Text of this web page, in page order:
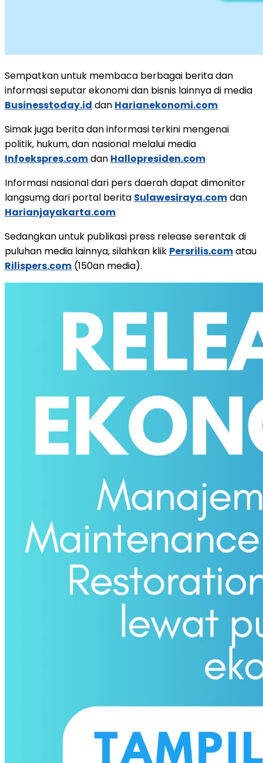
Sempatkan untuk membaca berbagai berita dan
informasi seputar ekonomi dan bisnis lainnya di media
Businesstoday.id dan Harianekonomi.com
Simak juga berita dan informasi terkini mengenai
politik, hukum, dan nasional melalui media
Infoekspres.comdan Hallopresiden.com
Informasi nasional dari pers daerah dapat dimonitor
langsumg dari portal berita Sulawesiraya.comdan
Harianjayakarta.com
Sedangkan untuk publikasi press release serentak di
puluhan media lainnya, silahkan klik Persrilis.comatau
Rilispers.com (150an media).